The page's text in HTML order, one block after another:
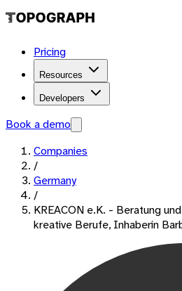
Pricing
Resources
Developers
Book a demo
Companies
/
Germany
/
KREACON e.K. - Beratung
kreative Berufe, Inhaberin